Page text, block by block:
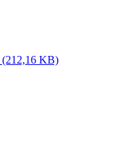
(212,16 KB)